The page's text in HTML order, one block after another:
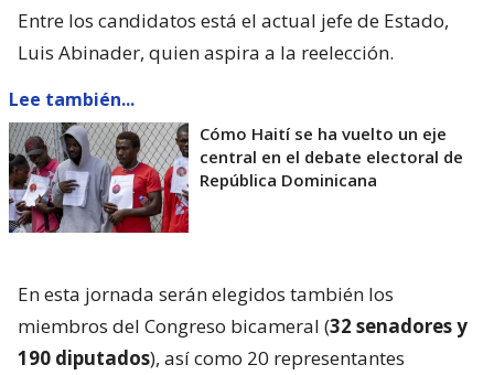
Entre los candidatos está el actual jefe de Estado,
Luis Abinader, quien aspira a la reelección.
Lee también...
Cómo Haití se ha vuelto un eje
central en el debate electoral de
República Dominicana
En esta jornada serán elegidos también los
miembros del Congreso bicameral (32 senadores y
190 diputados), así como 20 representantes